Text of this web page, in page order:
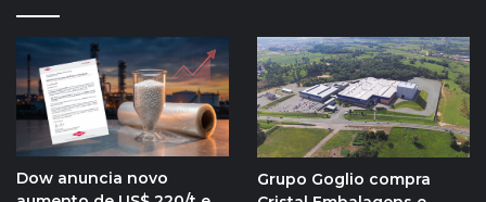
Dow anuncia novo
Grupo Goglio compra